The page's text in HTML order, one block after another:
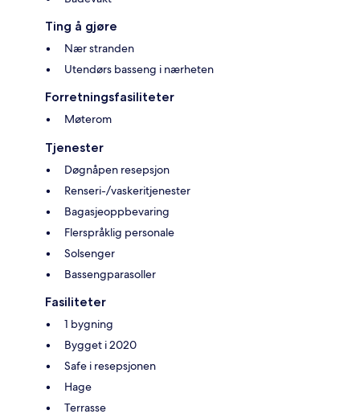
Ting å gjøre
Nær stranden
Utendørs basseng i nærheten
Forretningsfasiliteter
Møterom
Tjenester
Døgnåpen resepsjon
Renseri-/vaskeritjenester
Bagasjeoppbevaring
Flerspråklig personale
Solsenger
Bassengparasoller
Fasiliteter
1 bygning
Bygget i 2020
Safe i resepsjonen
Hage
Terrasse